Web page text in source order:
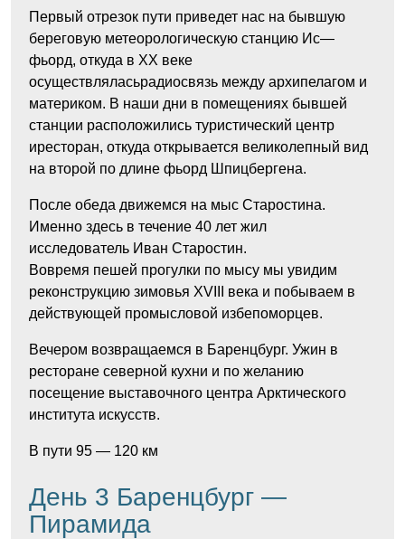
Первый отрезок пути приведет нас на бывшую
береговую метеорологическую станцию Ис—
фьорд, откуда в XX веке
осуществляласьрадиосвязь между архипелагом и
материком. В наши дни в помещениях бывшей
станции расположились туристический центр
иресторан, откуда открывается великолепный вид
на второй по длине фьорд Шпицбергена.
После обеда движемся на мыс Старостина.
Именно здесь в течение 40 лет жил
исследователь Иван Старостин.
Вовремя пешей прогулки по мысу мы увидим
реконструкцию зимовья XVIII века и побываем в
действующей промысловой избепоморцев.
Вечером возвращаемся в Баренцбург. Ужин в
ресторане северной кухни и по желанию
посещение выставочного центра Арктического
института искусств.
В пути 95 — 120 км
День 3 Баренцбург —
Пирамида